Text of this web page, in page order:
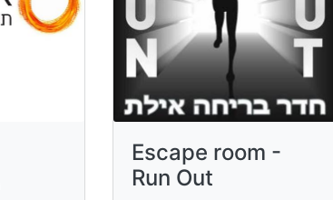
Escape room -
Run Out